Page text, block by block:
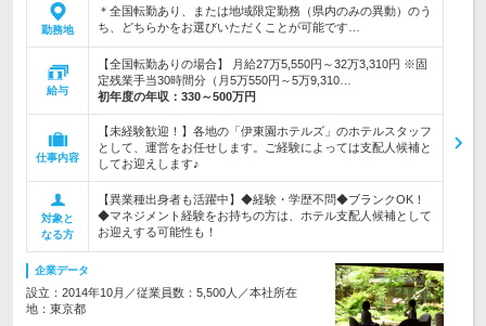
勤務地
＊全国転勤あり、または地域限定勤務（県内のみの異動）のう
ち、どちらかをお選びいただくことが可能です…
給与
【全国転勤ありの場合】 月給27万5,550円～32万3,310円 ※固
定残業手当30時間分（月5万550円～5万9,310…
初年度の年収： 330～500万円
仕事内容
【未経験歓迎！】各地の「伊東園ホテルズ」のホテルスタッフ
として、運営をお任せします。ご経験によっては支配人候補と
してお迎えします♪
対象と
なる方
【異業種出身者も活躍中】◆経験・学歴不問◆ブランクOK！
◆マネジメント経験をお持ちの方は、ホテル支配人候補として
お迎えする可能性も！
企業データ
設立：2014年10月／従業員数：5,500人／本社所在
地：東京都